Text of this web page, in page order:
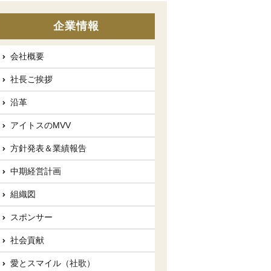
企業情報
会社概要
社長ご挨拶
沿革
アイトスのMVV
方針発表＆業績報告
中期経営計画
組織図
スポンサー
社会貢献
愛とスマイル（社歌）